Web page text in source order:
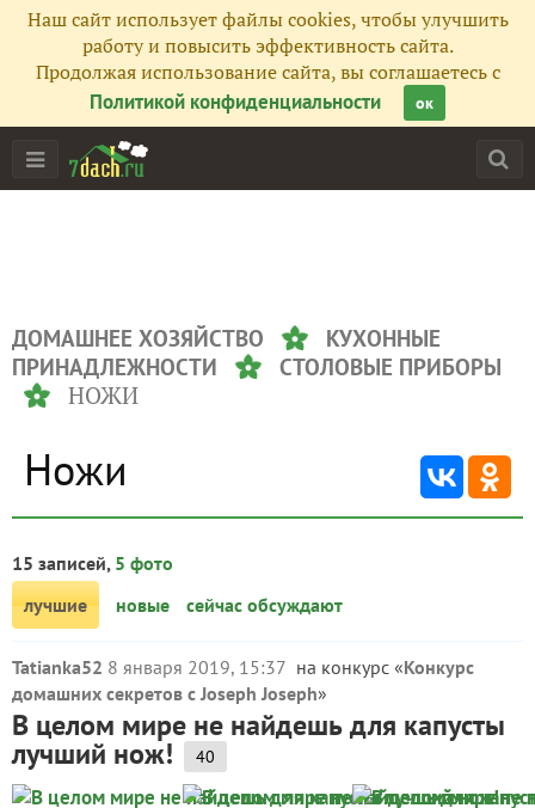
Наш сайт использует файлы cookies, чтобы улучшить
работу и повысить эффективность сайта.
Продолжая использование сайта, вы соглашаетесь с
Политикой конфиденциальности
ок
ДОМАШНЕЕ ХОЗЯЙСТВО
КУХОННЫЕ
ПРИНАДЛЕЖНОСТИ
СТОЛОВЫЕ ПРИБОРЫ
НОЖИ
Ножи
15 записей, 5 фото
лучшие
новые сейчас обсуждают
Tatianka52 8 января 2019, 15:37 на конкурс «Конкурс
домашних секретов с Joseph Joseph»
В целом мире не найдешь для капусты
лучший нож! 40